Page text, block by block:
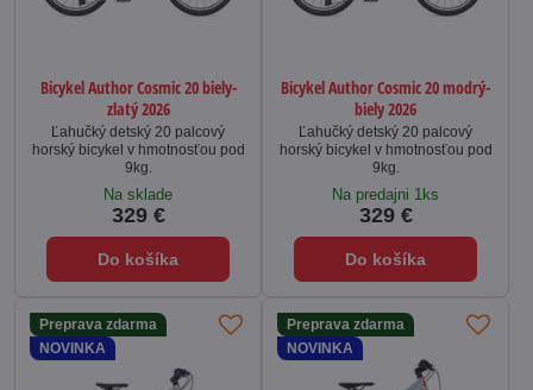
Bicykel Author Cosmic 20 biely-
zlatý 2026
Ľahučký detský 20 palcový
horský bicykel v hmotnosťou pod
9kg.
Na sklade
329 €
Do košíka
Bicykel Author Cosmic 20 modrý-
biely 2026
Ľahučký detský 20 palcový
horský bicykel v hmotnosťou pod
9kg.
Na predajni 1ks
329 €
Do košíka
Preprava zdarma
NOVINKA
Preprava zdarma
NOVINKA